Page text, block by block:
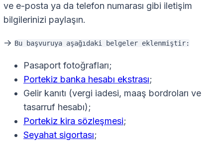
ve e-posta ya da telefon numarası gibi iletişim
bilgilerinizi paylaşın.
-> Bu başvuruya aşağıdaki belgeler eklenmiştir:
Pasaport fotoğrafları;
Portekiz banka hesabı ekstrası;
Gelir kanıtı (vergi iadesi, maaş bordroları ve
tasarruf hesabı);
Portekiz kira sözleşmesi;
Seyahat sigortası;